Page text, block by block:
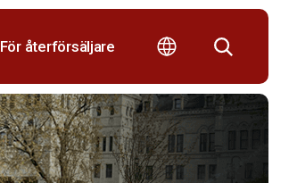
För återförsäljare